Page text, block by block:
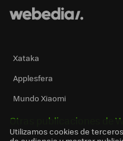
Xataka
Applesfera
Mundo Xiaomi
Otras publicaciones de
Utilizamos cookies de